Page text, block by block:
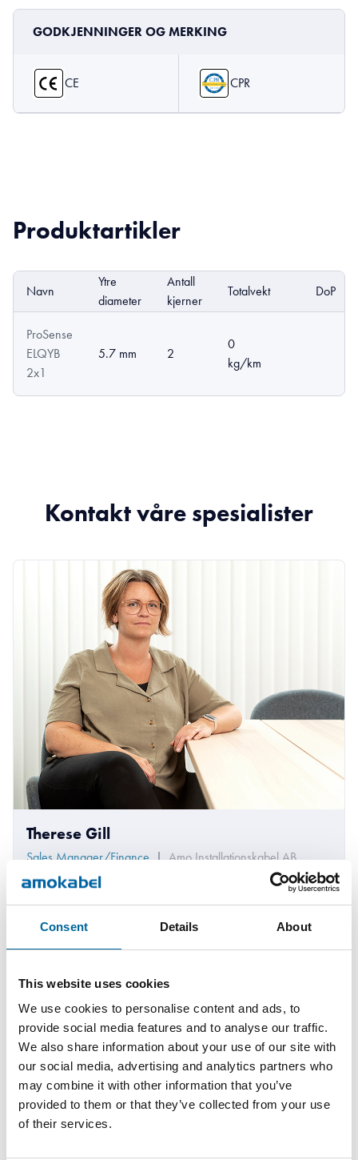
Consent Details About
This website uses cookies
We use cookies to personalise content and ads, to
provide social media features and to analyse our traffic.
We also share information about your use of our site with
our social media, advertising and analytics partners who
may combine it with other information that you’ve
provided to them or that they’ve collected from your use
of their services.
GODKJENNINGER OG MERKING
CE CPR
Produktartikler
Navn
Ytre
diameter
Antall
kjerner
Totalvekt DoP
ProSense
ELQYB
2x1
5.7 mm 2
0
kg/km
Kontakt våre spesialister
Therese Gill
Sales Manager/Finance | Amo Installationskabel AB
+46 481 750 820